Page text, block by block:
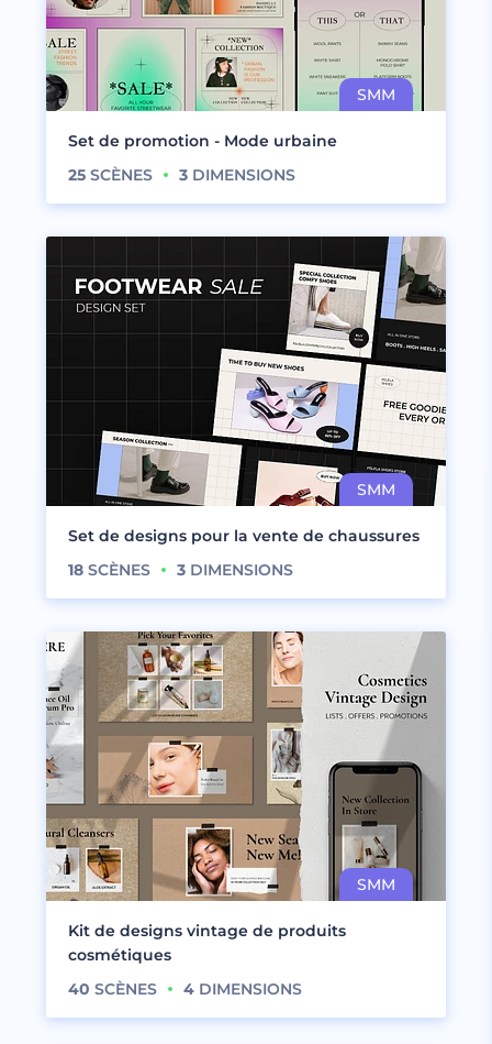
Set de promotion - Mode urbaine
25 SCÈNES 3 DIMENSIONS
Set de designs pour la vente de chaussures
18 SCÈNES 3 DIMENSIONS
Kit de designs vintage de produits
cosmétiques
40 SCÈNES 4 DIMENSIONS